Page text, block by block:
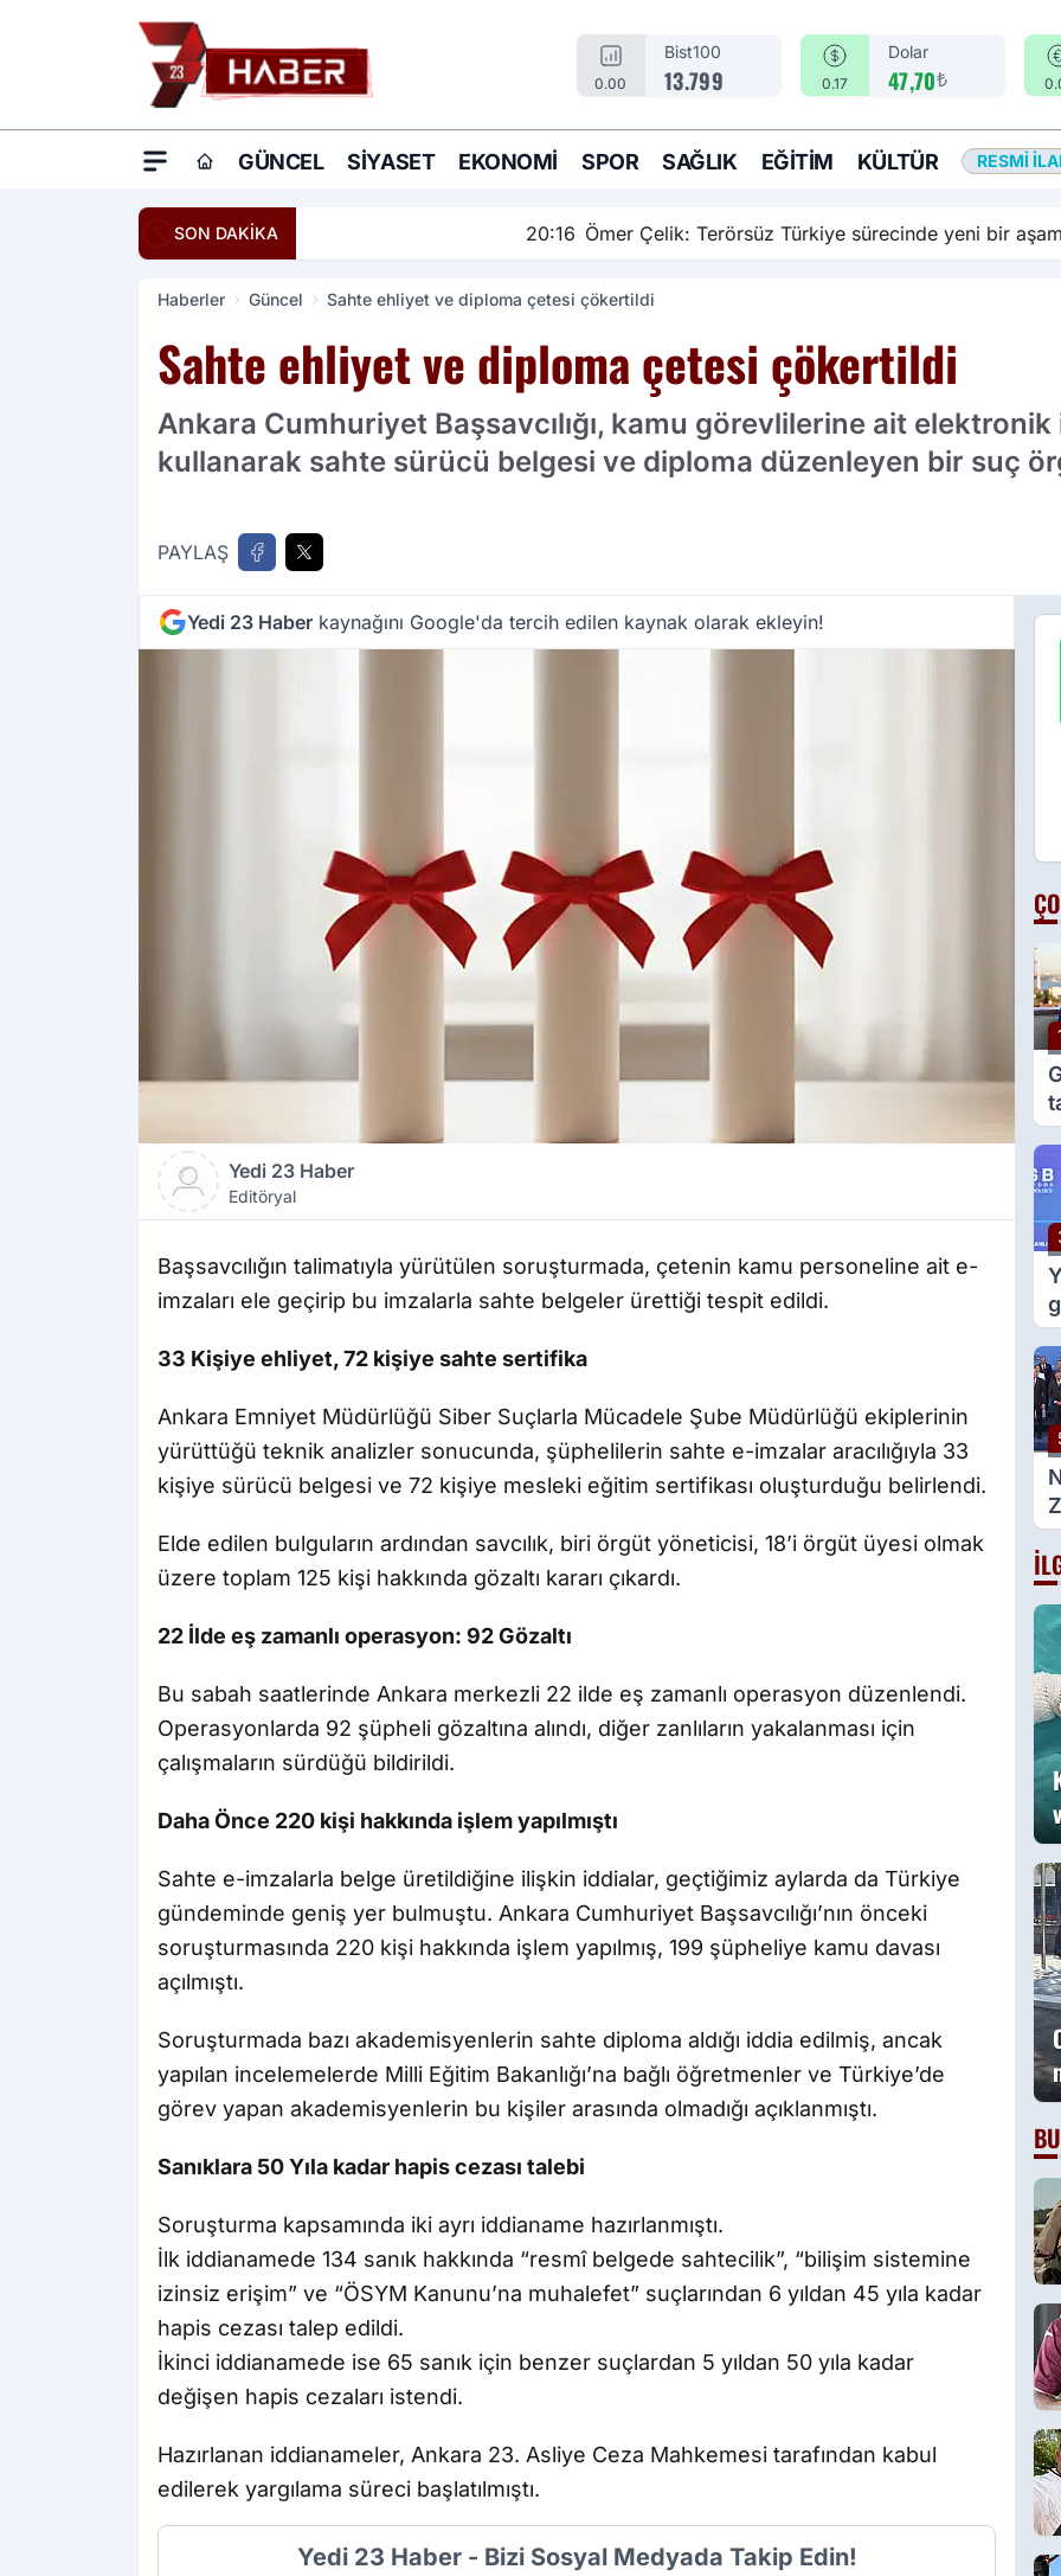
0.00
Bist100
13.799 0.17
Dolar
47,70₺
GÜNCEL SIYASET EKONOMI SPOR SAĞLIK EĞITIM KÜLTÜR RESMI
SON DAKİKA Ömer Çelik: Terörsüz Türkiye sürecinde yeni bir aşamadayız
Haberler Güncel Sahte ehliyet ve diploma çetesi çökertildi
Sahte ehliyet ve diploma çetesi çökertildi
Ankara Cumhuriyet Başsavcılığı, kamu görevlilerine ait elektronik
kullanarak sahte sürücü belgesi ve diploma düzenleyen bir suç
PAYLAŞ
Yedi 23 Haber kaynağını Google'da tercih edilen kaynak olarak ekleyin!
Yedi 23 Haber
Editöryal
Başsavcılığın talimatıyla yürütülen soruşturmada, çetenin kamu personeline ait e-
imzaları ele geçirip bu imzalarla sahte belgeler ürettiği tespit edildi.
33 Kişiye ehliyet, 72 kişiye sahte sertifika
Ankara Emniyet Müdürlüğü Siber Suçlarla Mücadele Şube Müdürlüğü ekiplerinin
yürüttüğü teknik analizler sonucunda, şüphelilerin sahte e-imzalar aracılığıyla 33
kişiye sürücü belgesi ve 72 kişiye mesleki eğitim sertifikası oluşturduğu belirlendi.
Elde edilen bulguların ardından savcılık, biri örgüt yöneticisi, 18’i örgüt üyesi olmak
üzere toplam 125 kişi hakkında gözaltı kararı çıkardı.
22 İlde eş zamanlı operasyon: 92 Gözaltı
Bu sabah saatlerinde Ankara merkezli 22 ilde eş zamanlı operasyon düzenlendi.
Operasyonlarda 92 şüpheli gözaltına alındı, diğer zanlıların yakalanması için
çalışmaların sürdüğü bildirildi.
Daha Önce 220 kişi hakkında işlem yapılmıştı
Sahte e-imzalarla belge üretildiğine ilişkin iddialar, geçtiğimiz aylarda da Türkiye
gündeminde geniş yer bulmuştu. Ankara Cumhuriyet Başsavcılığı’nın önceki
soruşturmasında 220 kişi hakkında işlem yapılmış, 199 şüpheliye kamu davası
açılmıştı.
Soruşturmada bazı akademisyenlerin sahte diploma aldığı iddia edilmiş, ancak
yapılan incelemelerde Milli Eğitim Bakanlığı’na bağlı öğretmenler ve Türkiye’de
görev yapan akademisyenlerin bu kişiler arasında olmadığı açıklanmıştı.
Sanıklara 50 Yıla kadar hapis cezası talebi
Soruşturma kapsamında iki ayrı iddianame hazırlanmıştı.
İlk iddianamede 134 sanık hakkında “resmî belgede sahtecilik”, “bilişim sistemine
izinsiz erişim” ve “ÖSYM Kanunu’na muhalefet” suçlarından 6 yıldan 45 yıla kadar
hapis cezası talep edildi.
İkinci iddianamede ise 65 sanık için benzer suçlardan 5 yıldan 50 yıla kadar
değişen hapis cezaları istendi.
Hazırlanan iddianameler, Ankara 23. Asliye Ceza Mahkemesi tarafından kabul
edilerek yargılama süreci başlatılmıştı.
Yedi 23 Haber - Bizi Sosyal Medyada Takip Edin!